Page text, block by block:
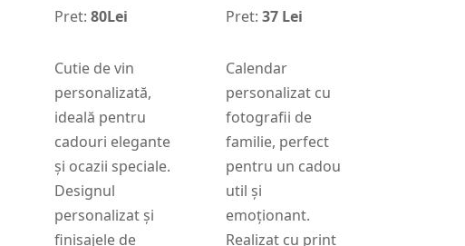
Pret: 80Lei
Cutie de vin
personalizată,
ideală pentru
cadouri elegante
și ocazii speciale.
Designul
personalizat și
finisajele de
Pret: 37 Lei
Calendar
personalizat cu
fotografii de
familie, perfect
pentru un cadou
util și
emoționant.
Realizat cu print